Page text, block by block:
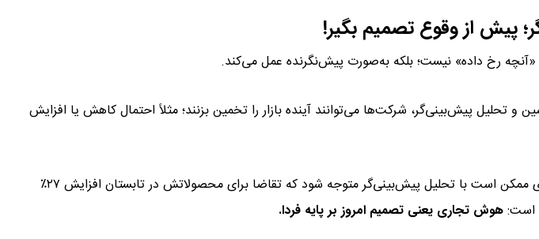
رخ داده» نیست؛ بلکه به‌صورت پیش‌نگرنده عمل می‌کند.
و تحلیل پیش‌بینی‌گر، شرکت‌ها می‌توانند آینده بازار را تخمین بزنند؛ مثلاً احتمال کاهش یا افزایش
به‌طور مثال، یک شرکت تولیدی ممکن است با تحلیل پیش‌بینی‌گر متوجه شود که تقاضا برای محصولاتش در تابستان افزایش ۲۷٪
است:هوش تجاری یعنی تصمیم امروز بر پایه فردا.